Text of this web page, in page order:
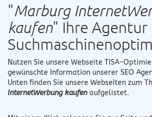
"Marburg
kaufen" Ihre
Nutzen Sie unsere Webseite TISA-
gewünschte Information unserer SEO
Unten finden Sie unsere Webseiten zum
InternetWerbung kaufen aufgelistet.